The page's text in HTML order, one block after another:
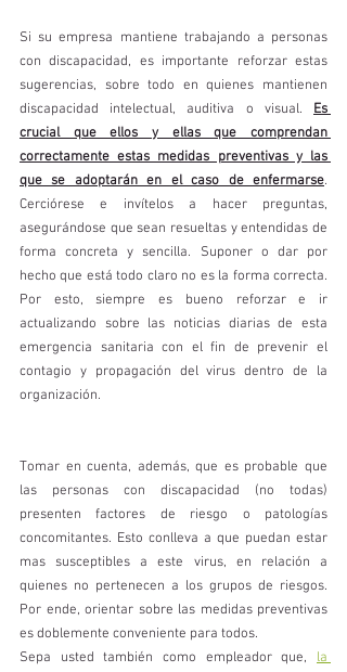
Si su empresa mantiene trabajando a personas
con discapacidad, es importante reforzar estas
sugerencias, sobre todo en quienes mantienen
discapacidad intelectual, auditiva o visual. Es
crucial que ellos y ellas que comprendan
correctamente estas medidas preventivas y las
que se adoptarán en el caso de enfermarse.
Cerciórese e invítelos a hacer preguntas,
asegurándose que sean resueltas y entendidas de
forma concreta y sencilla. Suponer o dar por
hecho que está todo claro no es la forma correcta.
Por esto, siempre es bueno reforzar e ir
actualizando sobre las noticias diarias de esta
emergencia sanitaria con el fin de prevenir el
contagio y propagación del virus dentro de la
organización.
Tomar en cuenta, además, que es probable que
las personas con discapacidad (no todas)
presenten factores de riesgo o patologías
concomitantes. Esto conlleva a que puedan estar
mas susceptibles a este virus, en relación a
quienes no pertenecen a los grupos de riesgos.
Por ende, orientar sobre las medidas preventivas
es doblemente conveniente para todos.
Sepa usted también como empleador que, la